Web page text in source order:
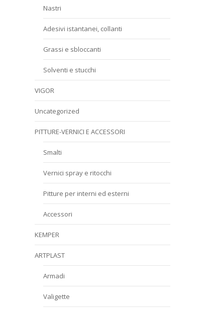
Nastri
Adesivi istantanei, collanti
Grassi e sbloccanti
Solventi e stucchi
VIGOR
Uncategorized
PITTURE-VERNICI E ACCESSORI
Smalti
Vernici spray e ritocchi
Pitture per interni ed esterni
Accessori
KEMPER
ARTPLAST
Armadi
Valigette